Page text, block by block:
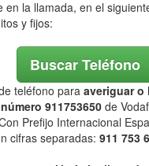
en la llamada, en el
y fijos:
Buscar Teléfono
teléfono para averiguar o
911753650 de
Prefijo Internacional
cifras separadas: 911 753